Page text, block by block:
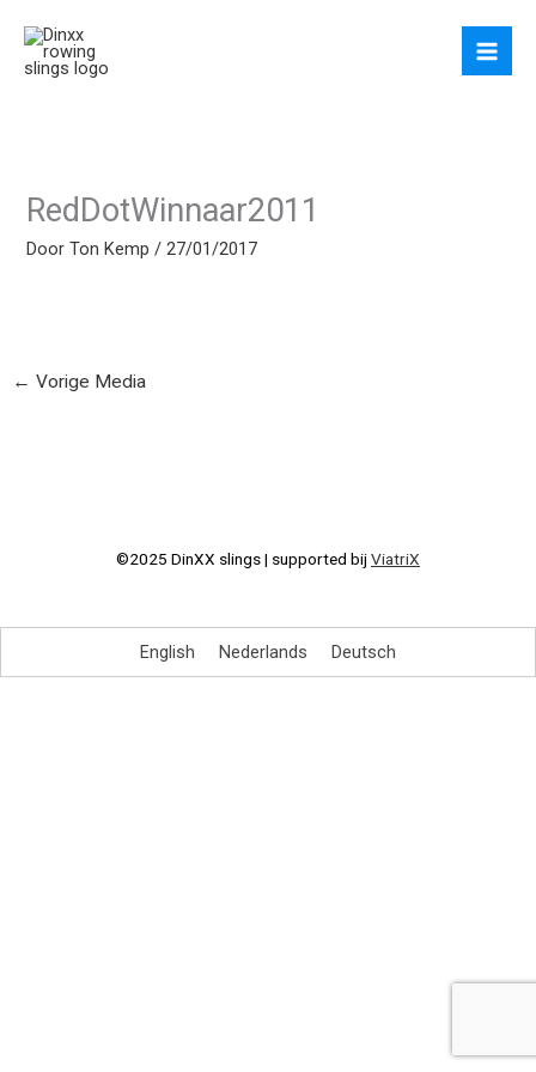
naar
RedDotWinnaar2011
DoorTon Kemp/27/01/2017
← Vorige Media
©2025 DinXX slings | supported bijViatriX
English Nederlands Deutsch